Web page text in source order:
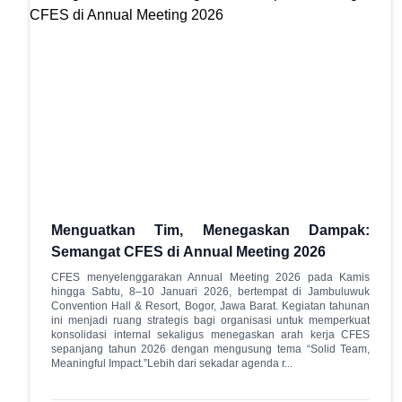
Menguatkan Tim, Menegaskan Dampak:
Semangat CFES di Annual Meeting 2026
CFES menyelenggarakan Annual Meeting 2026 pada Kamis
hingga Sabtu, 8–10 Januari 2026, bertempat di Jambuluwuk
Convention Hall & Resort, Bogor, Jawa Barat. Kegiatan tahunan
ini menjadi ruang strategis bagi organisasi untuk memperkuat
konsolidasi internal sekaligus menegaskan arah kerja CFES
sepanjang tahun 2026 dengan mengusung tema “Solid Team,
Meaningful Impact.”Lebih dari sekadar agenda r...